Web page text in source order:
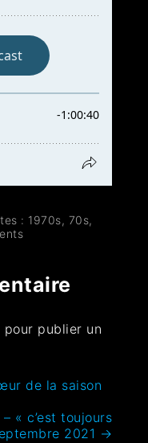
: 1970s, 70s,
pour publier un
de la saison
« c’est toujours
2021 →